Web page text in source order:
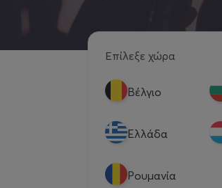
Επίλεξε χώρα
Βέλγιο
Eλλάδα
Ρουμανία